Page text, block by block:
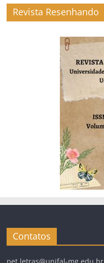
Revista Resenhando
Contatos
pet.letras@unifal-mg.edu.br